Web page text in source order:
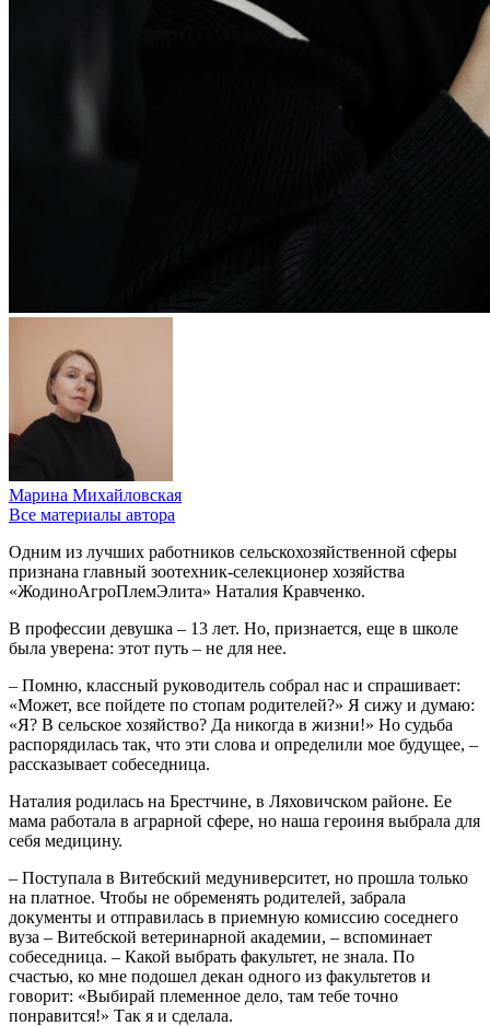
Марина Михайловская
Все материалы автора
Одним из лучших работников сельскохозяйственной сферы
признана главный зоотехник-селекционер хозяйства
«ЖодиноАгроПлемЭлита» Наталия Кравченко.
В профессии девушка – 13 лет. Но, признается, еще в школе
была уверена: этот путь – не для нее.
– Помню, классный руководитель собрал нас и спрашивает:
«Может, все пойдете по стопам родителей?» Я сижу и думаю:
«Я? В сельское хозяйство? Да никогда в жизни!» Но судьба
распорядилась так, что эти слова и определили мое будущее, –
рассказывает собеседница.
Наталия родилась на Брестчине, в Ляховичском районе. Ее
мама работала в аграрной сфере, но наша героиня выбрала для
себя медицину.
– Поступала в Витебский медуниверситет, но прошла только
на платное. Чтобы не обременять родителей, забрала
документы и отправилась в приемную комиссию соседнего
вуза – Витебской ветеринарной академии, – вспоминает
собеседница. – Какой выбрать факультет, не знала. По
счастью, ко мне подошел декан одного из факультетов и
говорит: «Выбирай племенное дело, там тебе точно
понравится!» Так я и сделала.